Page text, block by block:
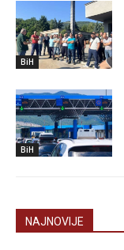
BiH
BiH
NAJNOVIJE